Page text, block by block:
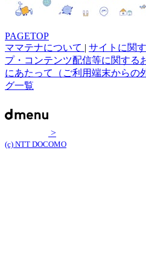
PAGETOP
ママテナについて | サイトに関
プ・コンテンツ配信等に関する
にあたって（ご利用端末からの
グ一覧
>
(c) NTT DOCOMO